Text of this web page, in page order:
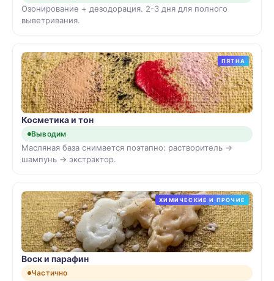
Озонирование + дезодорация. 2-3 дня для полного
выветривания.
ПЯТНА
Косметика и тон
Выводим
Масляная база снимается поэтапно: растворитель →
шампунь → экстрактор.
ХИМИЧЕСКИЕ И ПРОЧИЕ
Воск и парафин
Частично